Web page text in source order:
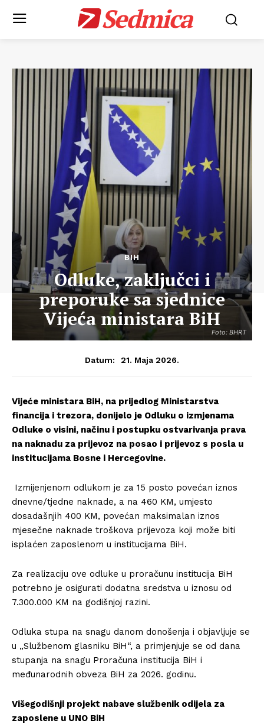
Sedmica
Foto: BHRT
BIH
Odluke, zaključci i
preporuke sa sjednice
Vijeća ministara BiH
Datum: 21. Maja 2026.
Vijeće ministara BiH, na prijedlog Ministarstva
financija i trezora, donijelo je Odluku o izmjenama
Odluke o visini, načinu i postupku ostvarivanja prava
na naknadu za prijevoz na posao i prijevoz s posla u
institucijama Bosne i Hercegovine.
Izmijenjenom odlukom je za 15 posto povećan iznos
dnevne/tjedne naknade, a na 460 KM, umjesto
dosadašnjih 400 KM, povećan maksimalan iznos
mjesečne naknade troškova prijevoza koji može biti
isplaćen zaposlenom u institucijama BiH.
Za realizaciju ove odluke u proračunu institucija BiH
potrebno je osigurati dodatna sredstva u iznosu od
7.300.000 KM na godišnjoj razini.
Odluka stupa na snagu danom donošenja i objavljuje se
u „Službenom glasniku BiH“, a primjenjuje se od dana
stupanja na snagu Proračuna institucija BiH i
međunarodnih obveza BiH za 2026. godinu.
Višegodišnji projekt nabave službenik odijela za
zaposlene u UNO BiH